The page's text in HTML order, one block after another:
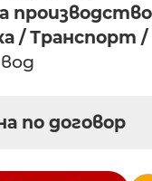
/ Транспорт
по договор